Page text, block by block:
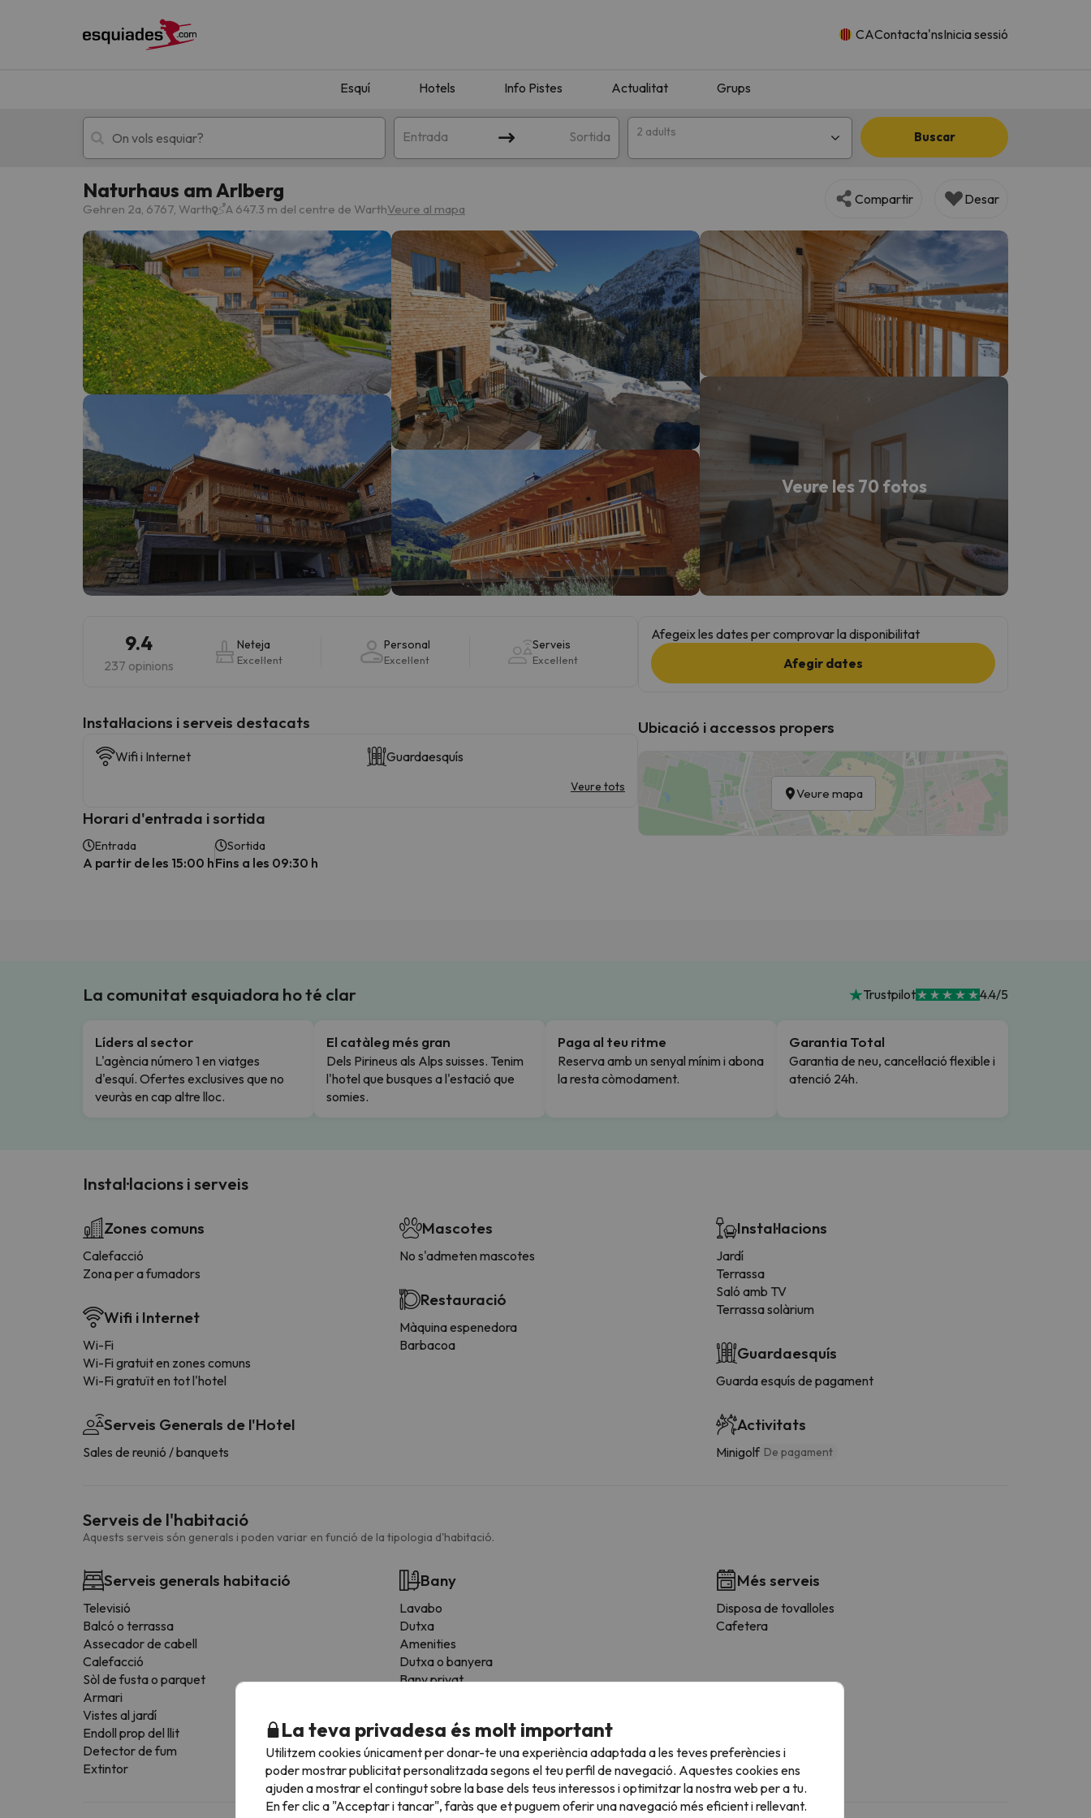
CAContacta'nsInicia sessió
Esquí Hotels Info Pistes Actualitat Grups
Entrada Sortida 2 adults Buscar
Esquí Escapades
!Vaja! No hem trobat resultats que coincideixin amb la teva cerca. Intenteu modificar la destinació.
Vaja! Sembla que el nostre cercador ha perdut el nord. Quan trobi la seva brúixola torna.
Naturhaus am Arlberg
Gehren 2a, 6767, Warth A 647.3 m del centre de WarthVeure al mapa
Compartir Desar
Veure les 70 fotos
9.4
237 opinions
Neteja
Excel·lent
Personal
Excel·lent
Serveis
Excel·lent
Instal·lacions i serveis destacats
Wifi i Internet Guardaesquís
Veure tots
Horari d'entrada i sortida
Entrada
A partir de les 15:00 h
Sortida
Fins a les 09:30 h
Afegeix les dates per comprovar la disponibilitat
Afegir dates
Ubicació i accessos propers
Veure mapa
La comunitat esquiadora ho té clar Trustpilot 4.4/5
Líders al sector
L'agència número 1 en viatges
d'esquí. Ofertes exclusives que no
veuràs en cap altre lloc.
El catàleg més gran
Dels Pirineus als Alps suisses. Tenim
l'hotel que busques a l'estació que
somies.
Paga al teu ritme
Reserva amb un senyal mínim i abona
la resta còmodament.
Garantia Total
Garantia de neu, cancel·lació flexible i
atenció 24h.
Instal·lacions i serveis
Zones comuns
Calefacció
Zona per a fumadors
Wifi i Internet
Wi-Fi
Wi-Fi gratuit en zones comuns
Wi-Fi gratuït en tot l'hotel
Serveis Generals de l'Hotel
Sales de reunió / banquets
Mascotes
No s'admeten mascotes
Restauració
Màquina espenedora
Barbacoa
Instal·lacions
Jardí
Terrassa
Saló amb TV
Terrassa solàrium
Guardaesquís
Guarda esquís de pagament
Activitats
Minigolf De pagament
Serveis de l'habitació
Aquests serveis són generals i poden variar en funció de la tipologia d'habitació.
Serveis generals habitació
Televisió
Balcó o terrassa
Assecador de cabell
Calefacció
Sòl de fusta o parquet
Armari
Vistes al jardí
Endoll prop del llit
Detector de fum
Extintor
Bany
Lavabo
Dutxa
Amenities
Dutxa o banyera
Bany privat
Més serveis
Disposa de tovalloles
Cafetera
La teva privadesa és molt important
Utilitzem cookies únicament per donar-te una experiència adaptada a les teves preferències i
poder mostrar publicitat personalitzada segons el teu perfil de navegació. Aquestes cookies ens
ajuden a mostrar el contingut sobre la base dels teus interessos i optimitzar la nostra web per a tu.
En fer clic a "Acceptar i tancar", faràs que et puguem oferir una navegació més eficient i rellevant.